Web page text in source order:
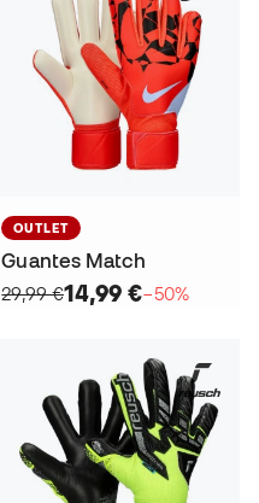
OUTLET
Guantes Match
29,99 €14,99 €−50%